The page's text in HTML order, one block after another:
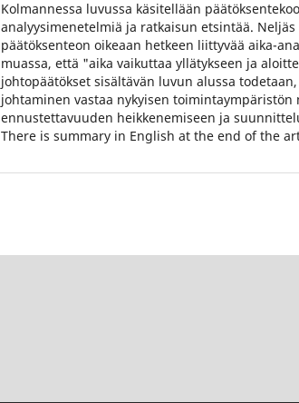
Kolmannessa luvussa käsitellään
analyysimenetelmiä ja ratkaisun etsintää.
päätöksenteon oikeaan hetkeen liittyvää aika-
muassa, että "aika vaikuttaa yllätykseen ja
johtopäätökset sisältävän luvun alussa
johtaminen vastaa nykyisen
ennustettavuuden heikkenemiseen ja
There is summary in English at the end of the